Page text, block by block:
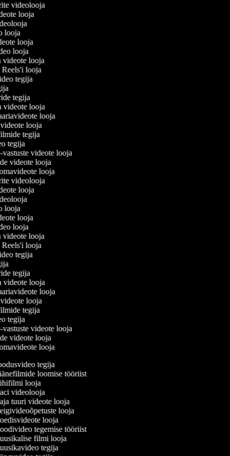
videolooja
looja
looja
looja
looja
videote looja
Reels'i looja
tegija
tegija
videote looja
looja
looja
tegija
tegija
vastuste videote looja
videote looja
looja
videolooja
looja
looja
looja
looja
videote looja
Reels'i looja
tegija
tegija
videote looja
looja
looja
tegija
tegija
vastuste videote looja
videote looja
looja
tegija
loomise tööriist
looja
videolooja
tuuri videote looja
looja
looja
tegemise tööriist
filmi looja
tegija